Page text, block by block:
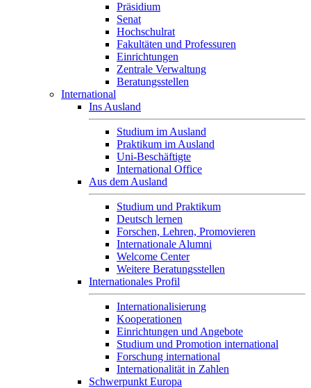
Präsidium
Senat
Hochschulrat
Fakultäten und Professuren
Einrichtungen
Zentrale Verwaltung
Beratungsstellen
International
Ins Ausland
Studium im Ausland
Praktikum im Ausland
Uni-Beschäftigte
International Office
Aus dem Ausland
Studium und Praktikum
Deutsch lernen
Forschen, Lehren, Promovieren
Internationale Alumni
Welcome Center
Weitere Beratungsstellen
Internationales Profil
Internationalisierung
Kooperationen
Einrichtungen und Angebote
Studium und Promotion international
Forschung international
Internationalität in Zahlen
Schwerpunkt Europa